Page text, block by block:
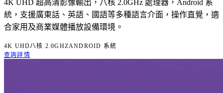
4K UHD 超高清影像輸出，八核 2.0GHz 處理器，Android 系
統，支援廣東話、英語、國語等多種語言介面，操作直覺，適
合家用及商業媒體播放設備環境。
4K UHD八核 2.0GHZANDROID 系統
查詢詳情